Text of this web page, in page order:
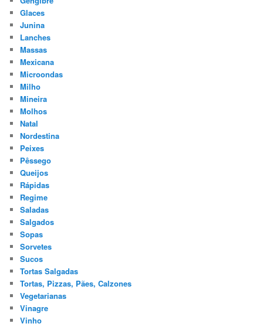
Glaces
Junina
Lanches
Massas
Mexicana
Microondas
Milho
Mineira
Molhos
Natal
Nordestina
Peixes
Pêssego
Queijos
Rápidas
Regime
Saladas
Salgados
Sopas
Sorvetes
Sucos
Tortas Salgadas
Tortas, Pizzas, Pães, Calzones
Vegetarianas
Vinagre
Vinho